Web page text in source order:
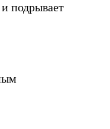
подрывает